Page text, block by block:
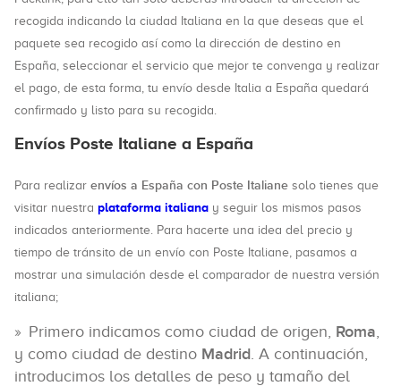
recogida indicando la ciudad Italiana en la que deseas que el
paquete sea recogido así como la dirección de destino en
España, seleccionar el servicio que mejor te convenga y realizar
el pago, de esta forma, tu envío desde Italia a España quedará
confirmado y listo para su recogida.
Envíos Poste Italiane a España
Para realizar envíos a España con Poste Italiane solo tienes que
visitar nuestra plataforma italiana y seguir los mismos pasos
indicados anteriormente. Para hacerte una idea del precio y
tiempo de tránsito de un envío con Poste Italiane, pasamos a
mostrar una simulación desde el comparador de nuestra versión
italiana;
Primero indicamos como ciudad de origen, Roma,
y como ciudad de destino Madrid. A continuación,
introducimos los detalles de peso y tamaño del